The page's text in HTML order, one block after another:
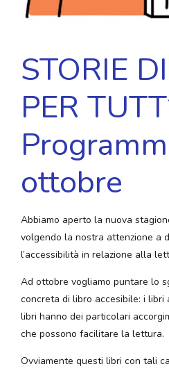
STORIE
PER
ottobre
Abbiamo aperto la nuova
volgendo la nostra attenzione a
l’accessibilità in relazione alla
Ad ottobre vogliamo puntare lo
concreta di libro accesibile: i
libri hanno dei particolari
che possono facilitare la lettura.
Ovviamente questi libri con tali